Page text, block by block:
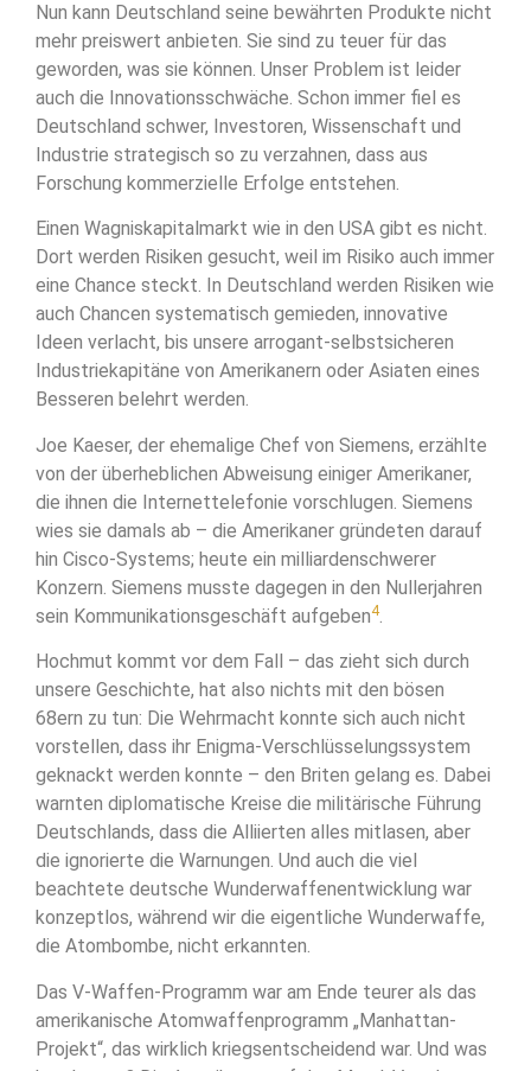
Nun kann Deutschland seine bewährten Produkte nicht
mehr preiswert anbieten. Sie sind zu teuer für das
geworden, was sie können. Unser Problem ist leider
auch die Innovationsschwäche. Schon immer fiel es
Deutschland schwer, Investoren, Wissenschaft und
Industrie strategisch so zu verzahnen, dass aus
Forschung kommerzielle Erfolge entstehen.
Einen Wagniskapitalmarkt wie in den USA gibt es nicht.
Dort werden Risiken gesucht, weil im Risiko auch immer
eine Chance steckt. In Deutschland werden Risiken wie
auch Chancen systematisch gemieden, innovative
Ideen verlacht, bis unsere arrogant-selbstsicheren
Industriekapitäne von Amerikanern oder Asiaten eines
Besseren belehrt werden.
Joe Kaeser, der ehemalige Chef von Siemens, erzählte
von der überheblichen Abweisung einiger Amerikaner,
die ihnen die Internettelefonie vorschlugen. Siemens
wies sie damals ab – die Amerikaner gründeten darauf
hin Cisco-Systems; heute ein milliardenschwerer
Konzern. Siemens musste dagegen in den Nullerjahren
sein Kommunikationsgeschäft aufgeben4.
Hochmut kommt vor dem Fall – das zieht sich durch
unsere Geschichte, hat also nichts mit den bösen
68ern zu tun: Die Wehrmacht konnte sich auch nicht
vorstellen, dass ihr Enigma-Verschlüsselungssystem
geknackt werden konnte – den Briten gelang es. Dabei
warnten diplomatische Kreise die militärische Führung
Deutschlands, dass die Alliierten alles mitlasen, aber
die ignorierte die Warnungen. Und auch die viel
beachtete deutsche Wunderwaffenentwicklung war
konzeptlos, während wir die eigentliche Wunderwaffe,
die Atombombe, nicht erkannten.
Das V-Waffen-Programm war am Ende teurer als das
amerikanische Atomwaffenprogramm „Manhattan-
Projekt“, das wirklich kriegsentscheidend war. Und was